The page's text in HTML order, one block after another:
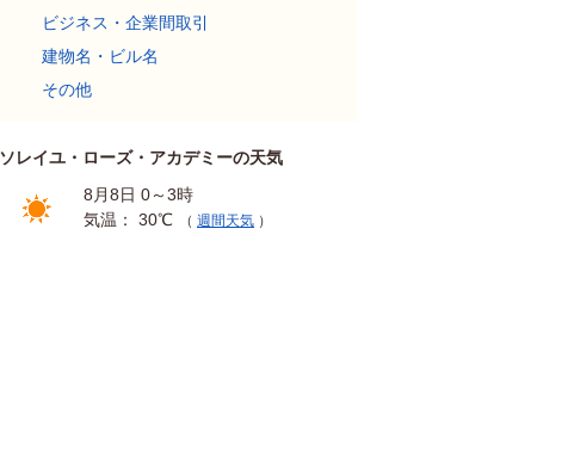
ビジネス・企業間取引
建物名・ビル名
その他
ソレイユ・ローズ・アカデミーの天気
8月8日 0～3時
気温： 30℃
（ 週間天気 ）